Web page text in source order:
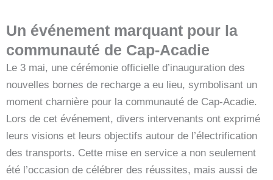
Un événement marquant pour la
communauté de Cap-Acadie
Le 3 mai, une cérémonie officielle d’inauguration des
nouvelles bornes de recharge a eu lieu, symbolisant un
moment charnière pour la communauté de Cap-Acadie.
Lors de cet événement, divers intervenants ont exprimé
leurs visions et leurs objectifs autour de l’électrification
des transports. Cette mise en service a non seulement
été l’occasion de célébrer des réussites, mais aussi de